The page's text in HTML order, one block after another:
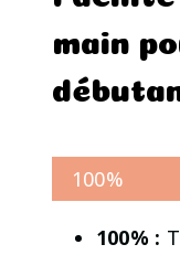
main
100%
100% :